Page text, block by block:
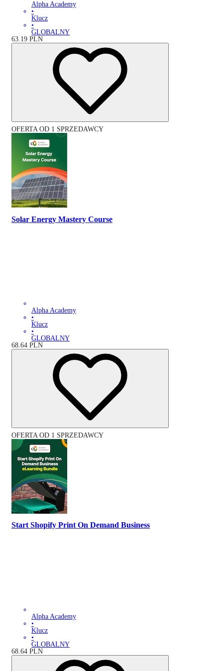
Alpha Academy
•
Klucz
•
GLOBALNY
63.19 PLN
OFERTA OD 1 SPRZEDAWCY
Solar Energy Mastery Course
Alpha Academy
•
Klucz
•
GLOBALNY
68.64 PLN
OFERTA OD 1 SPRZEDAWCY
Start Shopify Print On Demand Business
Alpha Academy
•
Klucz
•
GLOBALNY
68.64 PLN